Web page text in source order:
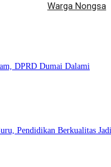
Warga Nongsa
DPRD Dumai Dalami
Pendidikan Berkualitas Jadi